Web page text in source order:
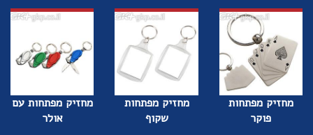
מחזיק מפתחות
פוקר
מחזיק מפתחות
שקוף
מחזיק מפתחות עם
אולר